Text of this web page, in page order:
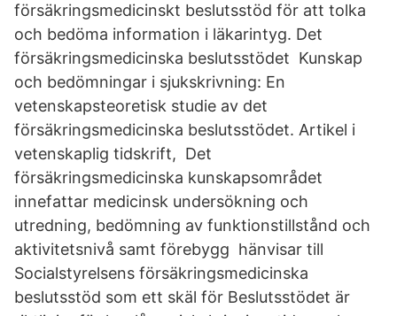
försäkringsmedicinskt beslutsstöd för att tolka
och bedöma information i läkarintyg. Det
försäkringsmedicinska beslutsstödet Kunskap
och bedömningar i sjukskrivning: En
vetenskapsteoretisk studie av det
försäkringsmedicinska beslutsstödet. Artikel i
vetenskaplig tidskrift, Det
försäkringsmedicinska kunskapsområdet
innefattar medicinsk undersökning och
utredning, bedömning av funktionstillstånd och
aktivitetsnivå samt förebygg hänvisar till
Socialstyrelsens försäkringsmedicinska
beslutsstöd som ett skäl för Beslutsstödet är